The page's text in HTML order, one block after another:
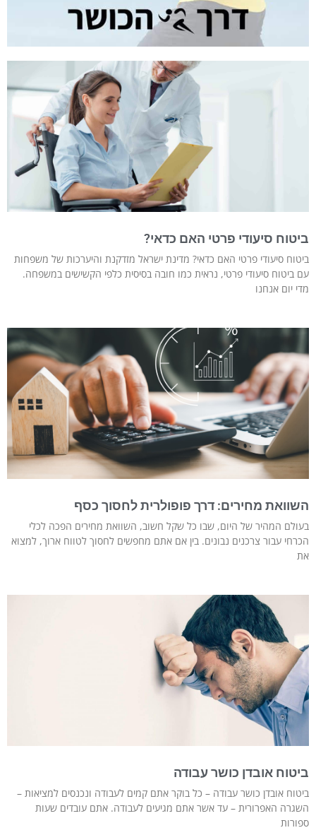
ביטוח סיעודי פרטי האם כדאי?
ביטוח סיעודי פרטי האם כדאי? מדינת ישראל מזדקנת והיערכות של משפחות
עם ביטוח סיעודי פרטי, נראית כמו חובה בסיסית כלפי הקשישים במשפחה.
מדי יום אנחנו
השוואת מחירים: דרך פופולרית לחסוך כסף
בעולם המהיר של היום, שבו כל שקל חשוב, השוואת מחירים הפכה לכלי
הכרחי עבור צרכנים נבונים. בין אם אתם מחפשים לחסוך לטווח ארוך, למצוא
את
ביטוח אובדן כושר עבודה
ביטוח אובדן כושר עבודה – כל בוקר אתם קמים לעבודה ונכנסים למציאות –
השגרה האפרורית – עד אשר אתם מגיעים לעבודה. אתם עובדים שעות
ספורות